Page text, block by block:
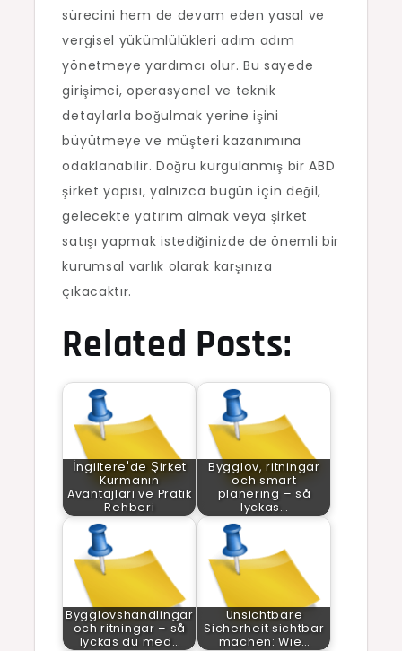
sürecini hem de devam eden yasal ve
vergisel yükümlülükleri adım adım
yönetmeye yardımcı olur. Bu sayede
girişimci, operasyonel ve teknik
detaylarla boğulmak yerine işini
büyütmeye ve müşteri kazanımına
odaklanabilir. Doğru kurgulanmış bir ABD
şirket yapısı, yalnızca bugün için değil,
gelecekte yatırım almak veya şirket
satışı yapmak istediğinizde de önemli bir
kurumsal varlık olarak karşınıza
çıkacaktır.
Related Posts:
İngiltere'de Şirket
Kurmanın
Avantajları ve Pratik
Rehberi
Bygglov, ritningar
och smart
planering – så
lyckas…
Bygglovshandlingar
och ritningar – så
lyckas du med…
Unsichtbare
Sicherheit sichtbar
machen: Wie…